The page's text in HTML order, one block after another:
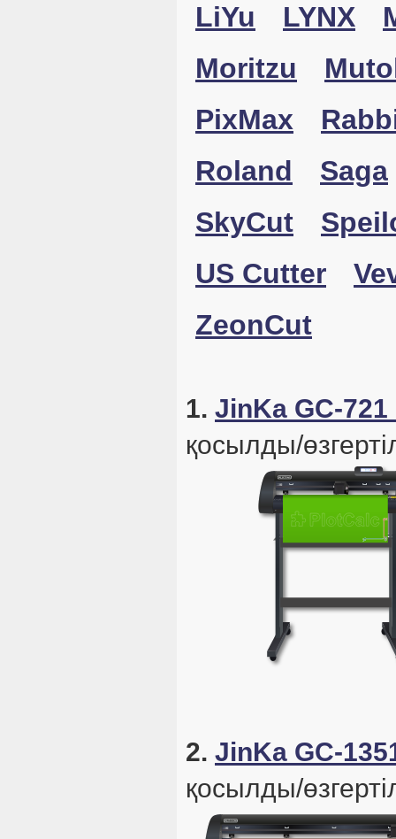
LiYu
LYNX
Moritzu
PixMax
Roland
Saga
SkyCut
US Cutter
ZeonCut
1. JinKa GC-721
қосылды/
2. JinKa GC-
қосылды/